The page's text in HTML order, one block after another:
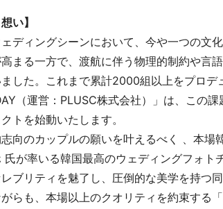
い】
ディングシーンにおいて、今や一つの文
まる一方で、渡航に伴う物理的制約や言
した。これまで累計2000組以上をプロ
（運営：PLUSC株式会社）」は、この
トを始動いたします。
向のカップルの願いを叶えるべく 、本場
氏が率いる韓国最高のウェディングフォト
ブリティを魅了し、圧倒的な美学を持つ
らも、本場以上のクオリティを約束する